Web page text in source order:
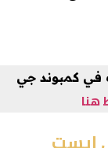
في كمبوند جي
هنا